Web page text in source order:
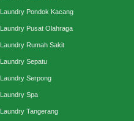
Laundry Pondok Kacang
Laundry Pusat Olahraga
Laundry Rumah Sakit
Laundry Sepatu
Laundry Serpong
Laundry Spa
Laundry Tangerang